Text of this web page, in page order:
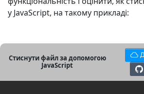
у JavaScript, на такому прикладі:
Стиснути файл за допомогою
JavaScript